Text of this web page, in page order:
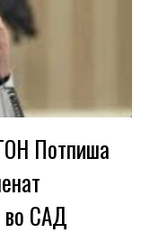
Потпиша
во САД